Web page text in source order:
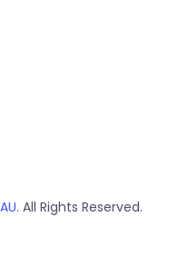
. All Rights Reserved.